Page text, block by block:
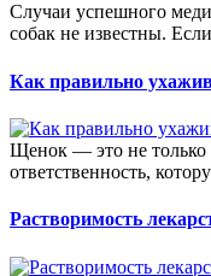
Случаи успешного
собак не известны.
Как правильно
Щенок — это не
ответственность,
Растворимость